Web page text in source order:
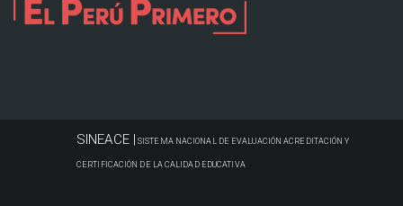
SINEACE | SISTEMA NACIONAL DE EVALUACIÓN ACREDITACIÓN Y
CERTIFICACIÓN DE LA CALIDAD EDUCATIVA